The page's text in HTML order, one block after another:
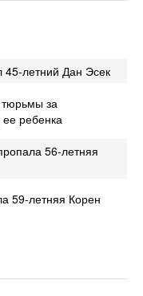
45-летний Дан Эсек
тюрьмы за
ребенка
56-летняя
59-летняя Корен